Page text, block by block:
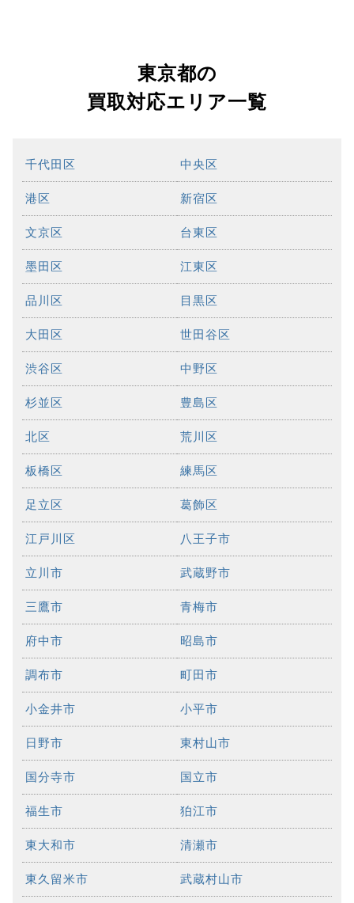
東京都の
買取対応エリア一覧
千代田区 中央区
港区 新宿区
文京区 台東区
墨田区 江東区
品川区 目黒区
大田区 世田谷区
渋谷区 中野区
杉並区 豊島区
北区 荒川区
板橋区 練馬区
足立区 葛飾区
江戸川区 八王子市
立川市 武蔵野市
三鷹市 青梅市
府中市 昭島市
調布市 町田市
小金井市 小平市
日野市 東村山市
国分寺市 国立市
福生市 狛江市
東大和市 清瀬市
東久留米市 武蔵村山市